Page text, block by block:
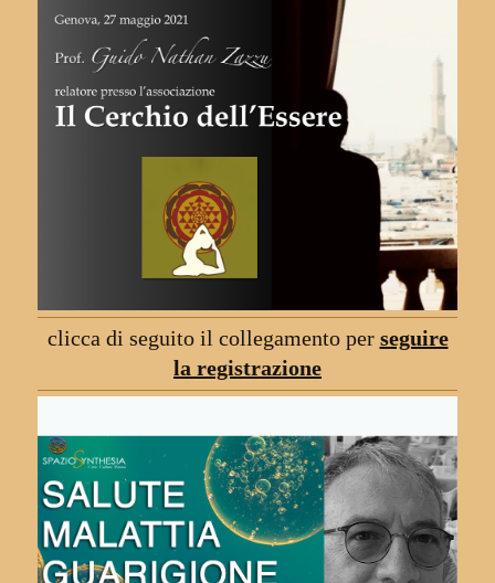
clicca di seguito il collegamento per seguire
la registrazione